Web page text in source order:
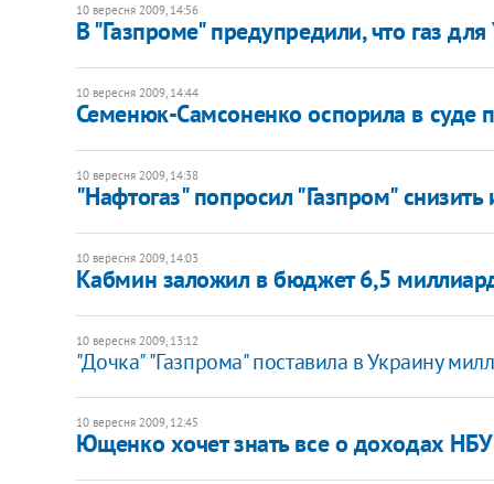
10 вересня 2009, 14:56
В "Газпроме" предупредили, что газ
10 вересня 2009, 14:44
Семенюк-Самсоненко оспорила в суде
10 вересня 2009, 14:38
"Нафтогаз" попросил "Газпром" снизить
10 вересня 2009, 14:03
Кабмин заложил в бюджет 6,5
10 вересня 2009, 13:12
"Дочка" "Газпрома" поставила в Украину
10 вересня 2009, 12:45
Ющенко хочет знать все о доходах НБУ